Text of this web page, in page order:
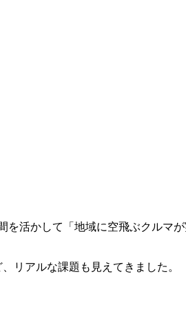
活かして「地域に空飛ぶクルマ
リアルな課題も見えてきました。